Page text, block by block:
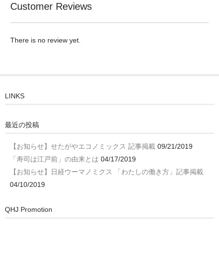
Customer Reviews
There is no review yet.
LINKS
最近の投稿
【お知らせ】せたがやエコノミックス 記事掲載 09/21/2019
「寿司は江戸前」の由来とは 04/17/2019
【お知らせ】日経ウーマノミクス 「わたしの働き方」記事掲載
04/10/2019
QHJ Promotion